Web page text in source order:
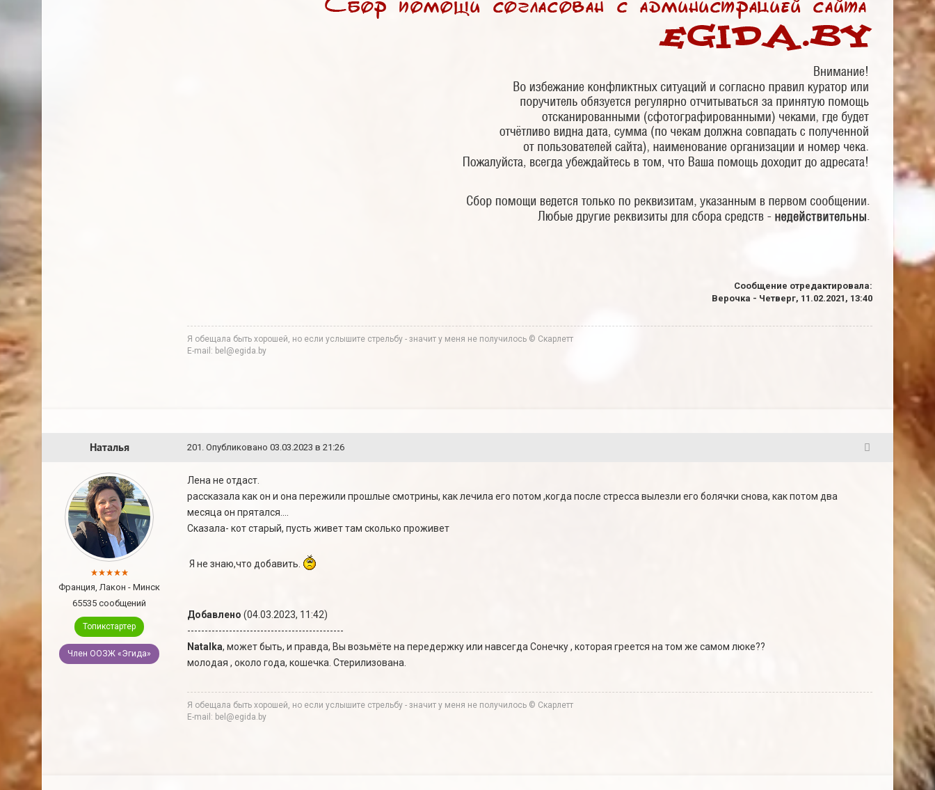
Сообщение отредактировала:
Верочка - Четверг, 11.02.2021, 13:40
Я обещала быть хорошей, но если услышите стрельбу - значит у меня не получилось © Скарлетт
E-mail: bel@egida.by
Наталья 201 . Опубликовано 03.03.2023 в 21:26
Франция, Лакон - Минск
65535 сообщений
Топикстартер
Член ООЗЖ «Эгида»
Лена не отдаст.
рассказала как он и она пережили прошлые смотрины, как лечила его потом ,когда после стресса вылезли его болячки снова, как потом два
месяца он прятался....
Сказала- кот старый, пусть живет там сколько проживет
Я не знаю,что добавить.
Добавлено (04.03.2023, 11:42)
---------------------------------------------
Natalka, может быть, и правда, Вы возьмёте на передержку или навсегда Сонечку , которая греется на том же самом люке??
молодая , около года, кошечка. Стерилизована.
Я обещала быть хорошей, но если услышите стрельбу - значит у меня не получилось © Скарлетт
E-mail: bel@egida.by